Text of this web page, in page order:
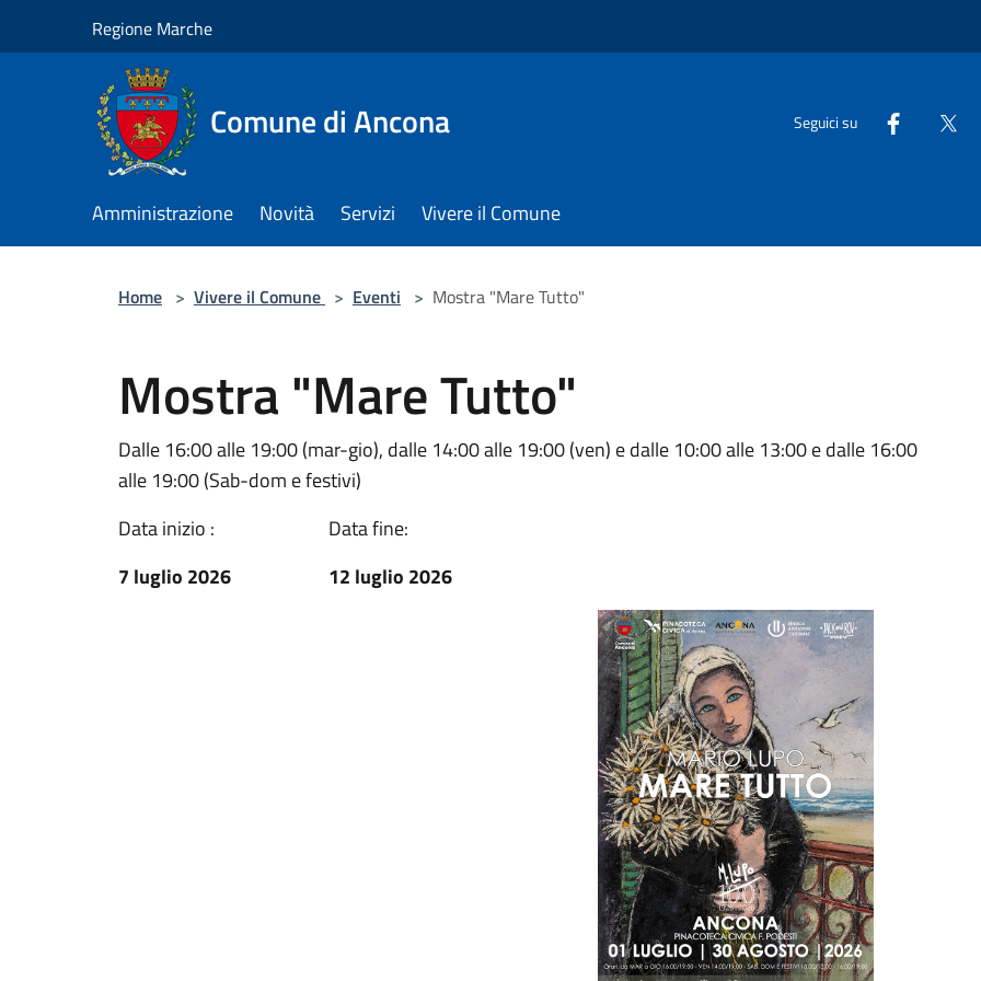
Regione Marche
Comune di Ancona Seguici su
Amministrazione Novità Servizi Vivere il Comune
Home > Vivere il Comune > Eventi > Mostra "Mare Tutto"
Mostra "Mare Tutto"
Dalle 16:00 alle 19:00 (mar-gio), dalle 14:00 alle 19:00 (ven) e dalle 10:00 alle 13:00 e dalle 16:00
alle 19:00 (Sab-dom e festivi)
Data inizio :
7 luglio 2026
Data fine:
12 luglio 2026